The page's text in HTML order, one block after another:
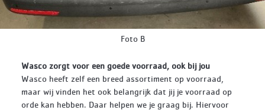
Foto B
Wasco zorgt voor een goede voorraad, ook bij jou
Wasco heeft zelf een breed assortiment op voorraad,
maar wij vinden het ook belangrijk dat jij je voorraad op
orde kan hebben. Daar helpen we je graag bij. Hiervoor